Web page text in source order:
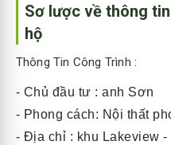
Sơ lược về thông
hộ
Thông Tin Công Trình :
- Chủ đầu tư : anh Sơn
- Phong cách: Nội thất
- Địa chỉ : khu Lakeview -